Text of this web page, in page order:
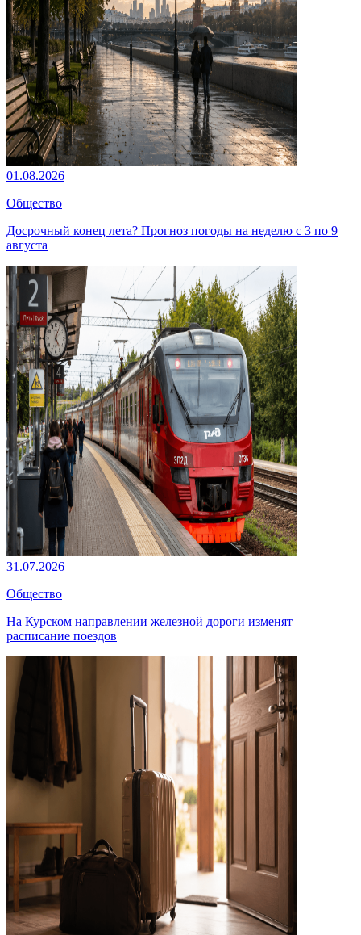
01.08.2026
Общество
Досрочный конец лета? Прогноз погоды на неделю с 3 по 9
августа
31.07.2026
Общество
На Курском направлении железной дороги изменят
расписание поездов